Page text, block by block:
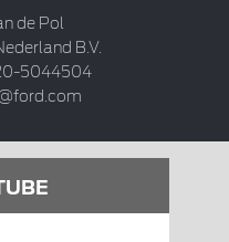
de Pol
B.V.
5044504